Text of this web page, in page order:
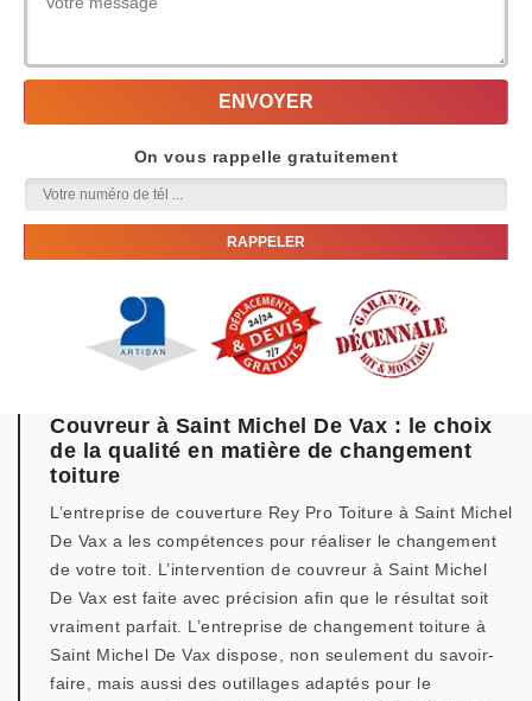
On vous rappelle gratuitement
Couvreur à Saint Michel De Vax : le choix
de la qualité en matière de changement
toiture
L’entreprise de couverture Rey Pro Toiture à Saint Michel
De Vax a les compétences pour réaliser le changement
de votre toit. L’intervention de couvreur à Saint Michel
De Vax est faite avec précision afin que le résultat soit
vraiment parfait. L’entreprise de changement toiture à
Saint Michel De Vax dispose, non seulement du savoir-
faire, mais aussi des outillages adaptés pour le